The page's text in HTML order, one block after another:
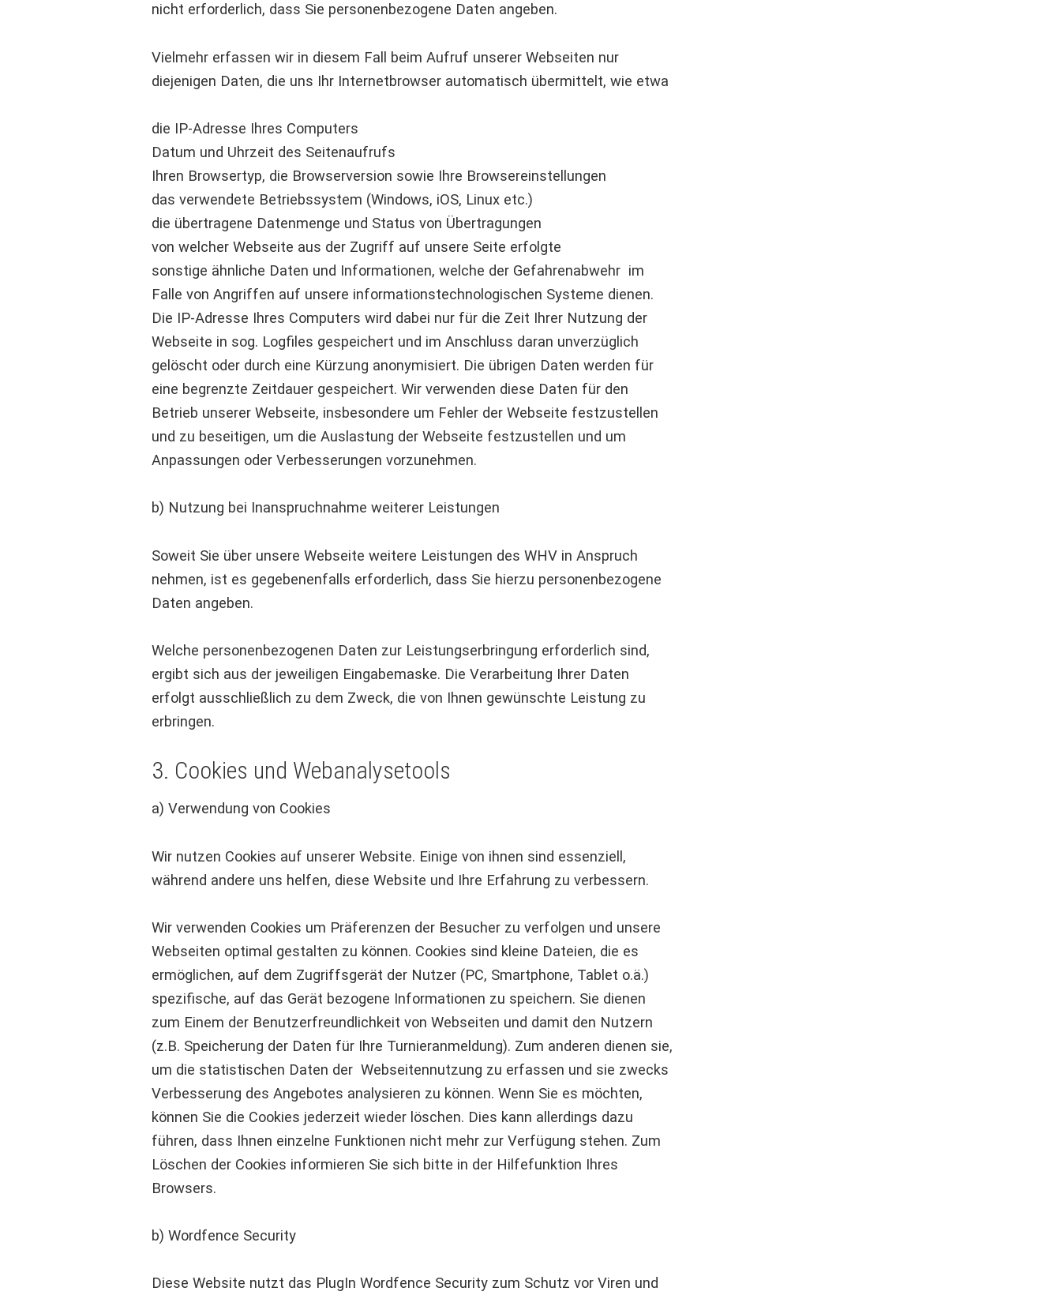
nicht erforderlich, dass Sie personenbezogene Daten angeben.
Vielmehr erfassen wir in diesem Fall beim Aufruf unserer Webseiten nur
diejenigen Daten, die uns Ihr Internetbrowser automatisch übermittelt, wie etwa
die IP-Adresse Ihres Computers
Datum und Uhrzeit des Seitenaufrufs
Ihren Browsertyp, die Browserversion sowie Ihre Browsereinstellungen
das verwendete Betriebssystem (Windows, iOS, Linux etc.)
die übertragene Datenmenge und Status von Übertragungen
von welcher Webseite aus der Zugriff auf unsere Seite erfolgte
sonstige ähnliche Daten und Informationen, welche der Gefahrenabwehr im
Falle von Angriffen auf unsere informationstechnologischen Systeme dienen.
Die IP-Adresse Ihres Computers wird dabei nur für die Zeit Ihrer Nutzung der
Webseite in sog. Logfiles gespeichert und im Anschluss daran unverzüglich
gelöscht oder durch eine Kürzung anonymisiert. Die übrigen Daten werden für
eine begrenzte Zeitdauer gespeichert. Wir verwenden diese Daten für den
Betrieb unserer Webseite, insbesondere um Fehler der Webseite festzustellen
und zu beseitigen, um die Auslastung der Webseite festzustellen und um
Anpassungen oder Verbesserungen vorzunehmen.
b) Nutzung bei Inanspruchnahme weiterer Leistungen
Soweit Sie über unsere Webseite weitere Leistungen des WHV in Anspruch
nehmen, ist es gegebenenfalls erforderlich, dass Sie hierzu personenbezogene
Daten angeben.
Welche personenbezogenen Daten zur Leistungserbringung erforderlich sind,
ergibt sich aus der jeweiligen Eingabemaske. Die Verarbeitung Ihrer Daten
erfolgt ausschließlich zu dem Zweck, die von Ihnen gewünschte Leistung zu
erbringen.
3. Cookies und Webanalysetools
a) Verwendung von Cookies
Wir nutzen Cookies auf unserer Website. Einige von ihnen sind essenziell,
während andere uns helfen, diese Website und Ihre Erfahrung zu verbessern.
Wir verwenden Cookies um Präferenzen der Besucher zu verfolgen und unsere
Webseiten optimal gestalten zu können. Cookies sind kleine Dateien, die es
ermöglichen, auf dem Zugriffsgerät der Nutzer (PC, Smartphone, Tablet o.ä.)
spezifische, auf das Gerät bezogene Informationen zu speichern. Sie dienen
zum Einem der Benutzerfreundlichkeit von Webseiten und damit den Nutzern
(z.B. Speicherung der Daten für Ihre Turnieranmeldung). Zum anderen dienen sie,
um die statistischen Daten der Webseitennutzung zu erfassen und sie zwecks
Verbesserung des Angebotes analysieren zu können. Wenn Sie es möchten,
können Sie die Cookies jederzeit wieder löschen. Dies kann allerdings dazu
führen, dass Ihnen einzelne Funktionen nicht mehr zur Verfügung stehen. Zum
Löschen der Cookies informieren Sie sich bitte in der Hilfefunktion Ihres
Browsers.
b) Wordfence Security
Diese Website nutzt das PlugIn Wordfence Security zum Schutz vor Viren und